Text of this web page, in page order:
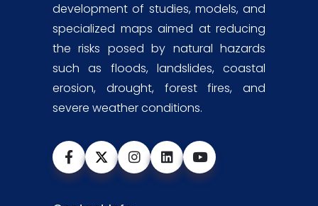
development of studies, models, and
specialized maps aimed at reducing
the risks posed by natural hazards
such as floods, landslides, coastal
erosion, drought, forest fires, and
severe weather conditions.